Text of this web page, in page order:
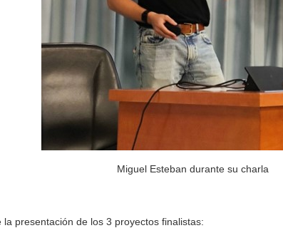
Miguel Esteban durante su charla
presentación de los 3 proyectos finalistas: